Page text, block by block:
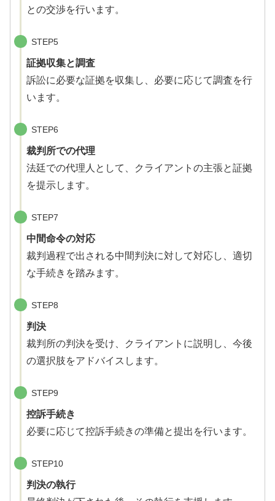
との交渉を行います。
STEP5
証拠収集と調査
訴訟に必要な証拠を収集し、必要に応じて調査を行
います。
STEP6
裁判所での代理
法廷での代理人として、クライアントの主張と証拠
を提示します。
STEP7
中間命令の対応
裁判過程で出される中間判決に対して対応し、適切
な手続きを踏みます。
STEP8
判決
裁判所の判決を受け、クライアントに説明し、今後
の選択肢をアドバイスします。
STEP9
控訴手続き
必要に応じて控訴手続きの準備と提出を行います。
STEP10
判決の執行